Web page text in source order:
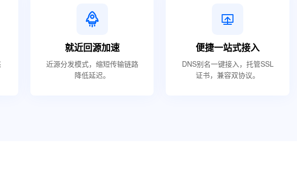
就近回源加速
近源分发模式，缩短传输链路
降低延迟。
便捷一站式接入
DNS别名一键接入，托管SSL
证书，兼容双协议。